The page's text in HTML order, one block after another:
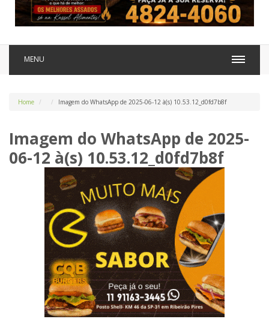
MENU
Home Imagem do WhatsApp de 2025-06-12 à(s) 10.53.12_d0fd7b8f
Imagem do WhatsApp de 2025-
06-12 à(s) 10.53.12_d0fd7b8f